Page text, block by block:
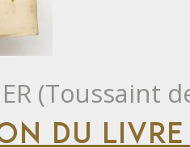
(Toussaint
DU